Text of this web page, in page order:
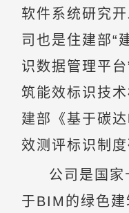
软件系统研究
司也是住建部“
识数据管理平
筑能效标识技
建部《基于碳
效测评标识制
公司是国家
于BIM的绿色建